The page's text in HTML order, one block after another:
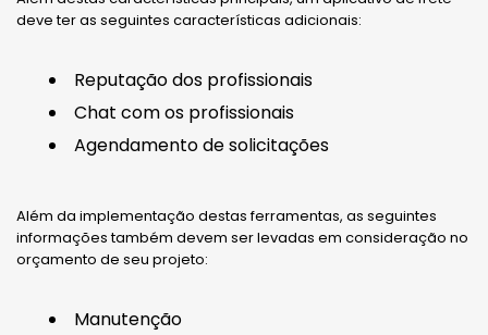
deve ter as seguintes características adicionais:
Reputação dos profissionais
Chat com os profissionais
Agendamento de solicitações
Além da implementação destas ferramentas, as seguintes
informações também devem ser levadas em consideração no
orçamento de seu projeto:
Manutenção